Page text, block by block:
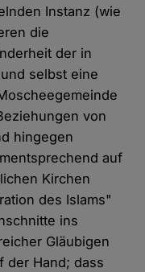
Instanz (wie
die
der in
selbst eine
von
hingegen
auf
Kirchen
des Islams"
ins
Gläubigen
der Hand; dass